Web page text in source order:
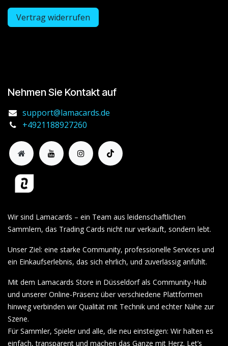
Vertrag widerrufen
Nehmen Sie Kontakt auf
support@lamacards.de
+4921188927260
Wir sind Lamacards – ein Team aus leidenschaftlichen
Sammlern, das Trading Cards nicht nur verkauft, sondern lebt.
Unser Ziel: eine starke Community, professionelle Services und
ein Einkaufserlebnis, das sich ehrlich, und zuverlässig anfühlt.
Mit dem Lamacards Store in Düsseldorf als Community-Hub
und unserer Online-Präsenz über verschiedene Plattformen
hinweg verbinden wir Qualität mit Technik und echter Nähe zur
Szene.
Für Sammler, Spieler und alle, die neu einsteigen: Wir halten es
einfach, transparent und machen das Ganze mit Herz. Let’s